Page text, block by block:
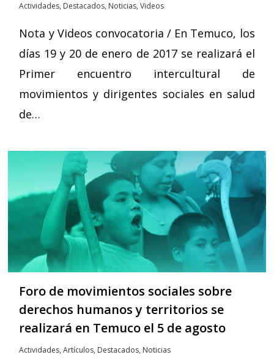
Actividades, Destacados, Noticias,Videos
Nota y Videos convocatoria / En Temuco, los
días 19 y 20 de enero de 2017 se realizará el
Primer encuentro intercultural de
movimientos y dirigentes sociales en salud
de…
Foro de movimientos sociales sobre
derechos humanos y territorios se
realizará en Temuco el 5 de agosto
Actividades,Artículos, Destacados, Noticias